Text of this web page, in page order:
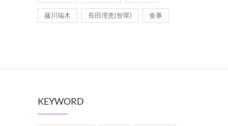
藤川瑞木 長田理恵(智翠) 食事
KEYWORD